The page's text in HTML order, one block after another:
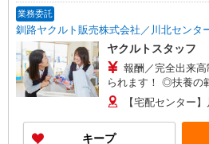
業務委託
釧路ヤクルト販売株式会社／川北センタ
ヤクルトスタッフ
報酬／完全出来高制 ☆少日数から気軽に
られます！ ◎扶養の
えた高収入も応相談 月額80,000円〜 ※研修期間中
は日当支払あり（5日
【宅配センター
キープ